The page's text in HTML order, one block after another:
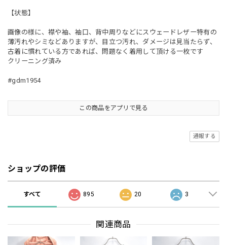
【状態】
画像の様に、襟や袖、袖口、背中周りなどにスウェードレザー特有の
薄汚れやシミなどありますが、目立つ汚れ、ダメージは見当たらず、
古着に慣れている方であれば、問題なく着用して頂ける一枚です
クリーニング済み
#gdm1954
この商品をアプリで見る
通報する
ショップの評価
すべて 895 20 3
関連商品